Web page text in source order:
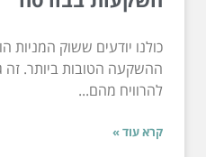
כולנו יודעים ששוק המניות
ההשקעה הטובות ביותר. זה
להרוויח מהם...
קרא עוד »